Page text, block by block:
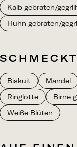
Kalb gebraten/
Huhn gebraten/
Biskuit Mandel
Ringlotte
Birne
Weiße Blüten